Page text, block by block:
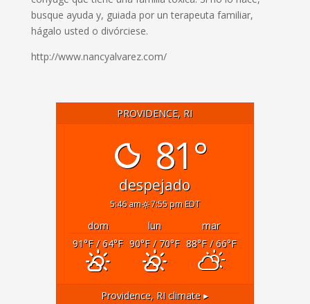
busque ayuda y, guiada por un terapeuta familiar,
hágalo usted o divórciese.
http://www.nancyalvarez.com/
PROVIDENCE, RI
81°
despejado
5:46 am 7:55 pm EDT
dom lun
mar
91°F/ 64°F 90°F/ 70°F 88°F/ 66°F
Providence, RI climate ▸